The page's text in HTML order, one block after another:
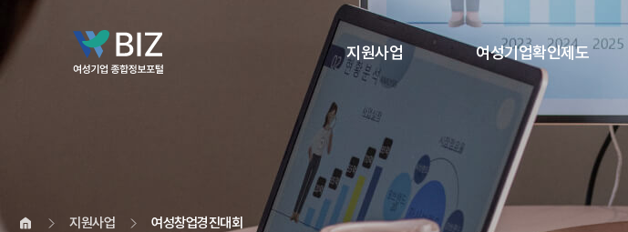
지원사업 여성기업확인제도
지원사업 여성창업경진대회